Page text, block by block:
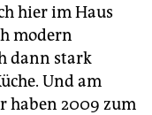
hier im Haus
modern
dann stark
Und am
haben 2009 zum